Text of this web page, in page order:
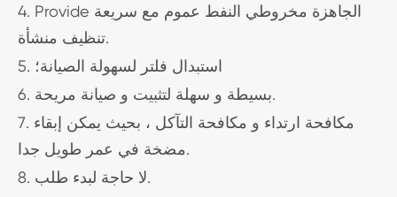
4. Provide الجاهزة مخروطي النفط عموم مع سريعة
تنظيف منشأة.
5. استبدال فلتر لسهولة الصيانة؛
6. بسيطة و سهلة لتثبيت و صيانة مريحة.
7. مكافحة ارتداء و مكافحة التآكل ، بحيث يمكن إبقاء
مضخة في عمر طويل جدا.
8. لا حاجة لبدء طلب.